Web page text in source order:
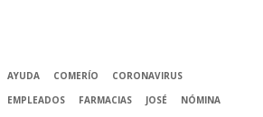
AYUDA COMERÍO
CORONAVIRUS
EMPLEADOS FARMACIAS JOSÉ
NÓMINA